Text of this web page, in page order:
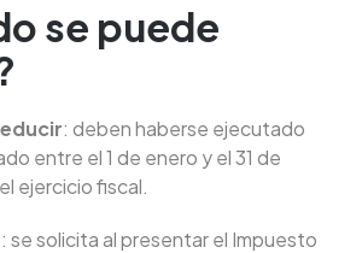
se puede
: deben haberse ejecutado
entre el 1 de enero y el 31 de
ejercicio fiscal.
: se solicita al presentar el Impuesto